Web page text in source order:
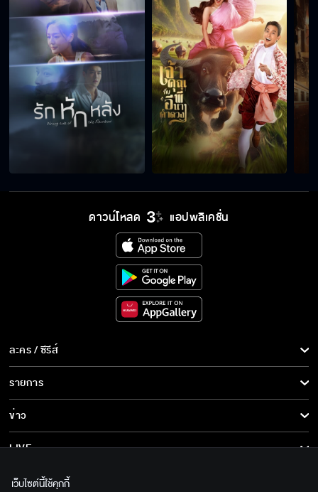
แฟนที่คบมาหลายคน ผู้หญิงหรือผู้ชายเหรอวิน
ถ้าอยากให้ผมลาออก เชิญคุณน้าไปบอกพี่ปั้น
คิดจะแข่งความสำคัญกับฉันหรือไง
พี่ปั้นเอาไอ้พายเป็นโรงงานผลิตลูก แต่จริงๆ ไม่ได้
ชอบผู้หญิง
ถ้าเลิกกับปั้น แล้วแม่จะเอาเงินจากไหน
ดาวน์โหลด แอปพลิเคชั่น
ละคร / ซีรีส์
ละคร/ซีรีส์
ซีรีส์นานาชาติ
การ์ตูน & เกม
รายการ
รายการทั้งหมด
ข่าว
ข่าวทั้งหมด
LIVE
เกี่ยวกับเรา
เว็บไซต์นี้ใช้คุกกี้